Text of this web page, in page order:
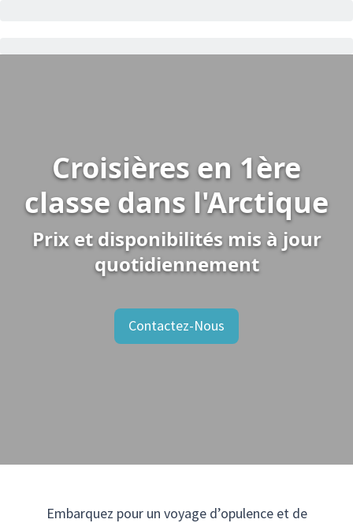
Croisières en 1ère
classe dans l'Arctique
Prix et disponibilités mis à jour
quotidiennement
Contactez-Nous
Embarquez pour un voyage d’opulence et de